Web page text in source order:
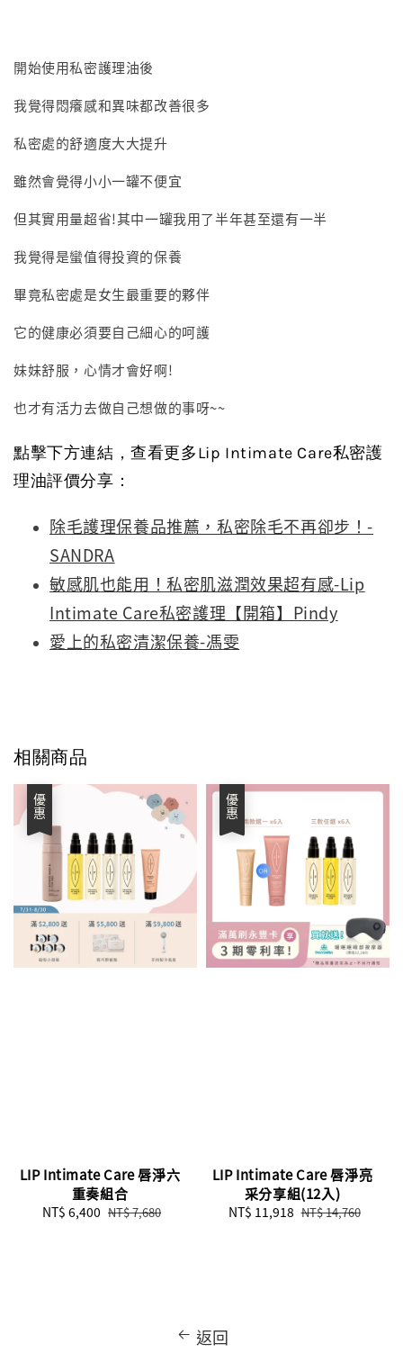
開始使用私密護理油後
我覺得悶癢感和異味都改善很多
私密處的舒適度大大提升
雖然會覺得小小一罐不便宜
但其實用量超省!其中一罐我用了半年甚至還有一半
我覺得是蠻值得投資的保養
畢竟私密處是女生最重要的夥伴
它的健康必須要自己細心的呵護
妹妹舒服，心情才會好啊!
也才有活力去做自己想做的事呀~~
點擊下方連結，查看更多Lip Intimate Care私密護
理油評價分享：
除毛護理保養品推薦，私密除毛不再卻步！-
SANDRA
敏感肌也能用！私密肌滋潤效果超有感-Lip
Intimate Care私密護理【開箱】Pindy
愛上的私密清潔保養-馮雯
相關商品
優惠
LIP Intimate Care 唇淨六
重奏組合
Sale
NT$ 6,400 Regular
NT$ 7,680
優惠
LIP Intimate Care 唇淨亮
采分享組(12入)
Sale
NT$ 11,918 Regular
NT$ 14,760
返回